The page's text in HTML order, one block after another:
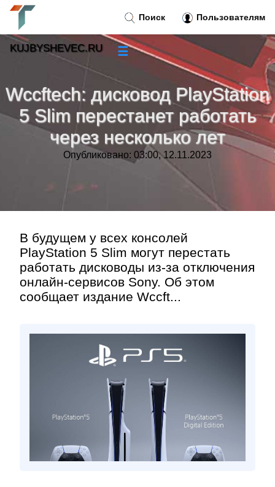
Wccftech: дисковод PlayStation
5 Slim перестанет работать
через несколько лет
Опубликовано: 03:00, 12.11.2023
В будущем у всех консолей
PlayStation 5 Slim могут перестать
работать дисководы из-за отключения
онлайн-сервисов Sony. Об этом
сообщает издание Wccft...
Поиск Пользователям
KUJBYSHEVEC.RU ☰
Новости»
Тренды новостей »
Рубрики»
Контакт»